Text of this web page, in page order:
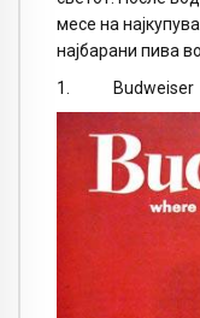
месе на
најбарани пива
1. Budweiser